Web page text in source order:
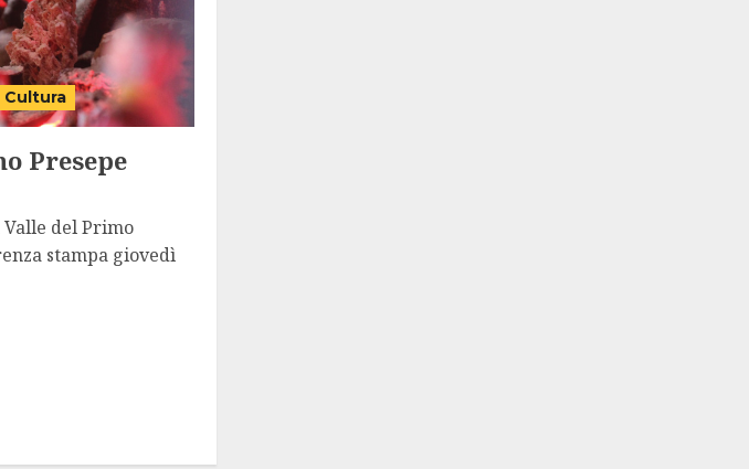
Cultura
Presepe
del Primo
stampa giovedì